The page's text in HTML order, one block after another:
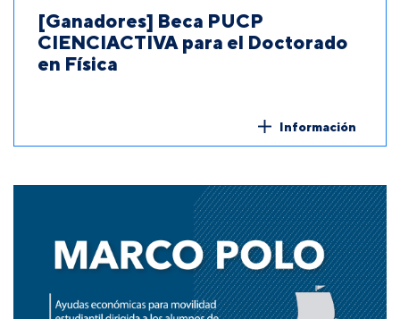
[Ganadores] Beca PUCP
CIENCIACTIVA para el Doctorado
en Física
Información